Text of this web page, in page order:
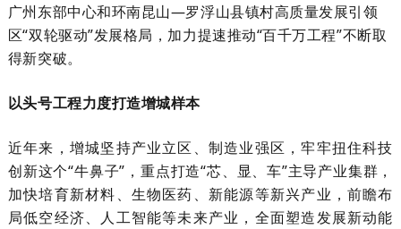
广州东部中心和环南昆山—罗浮山县镇村高质量发展引领
区“双轮驱动”发展格局，加力提速推动“百千万工程”不断取
得新突破。
以头号工程力度打造增城样本
近年来，增城坚持产业立区、制造业强区，牢牢扭住科技
创新这个“牛鼻子”，重点打造“芯、显、车”主导产业集群，
加快培育新材料、生物医药、新能源等新兴产业，前瞻布
局低空经济、人工智能等未来产业，全面塑造发展新动能